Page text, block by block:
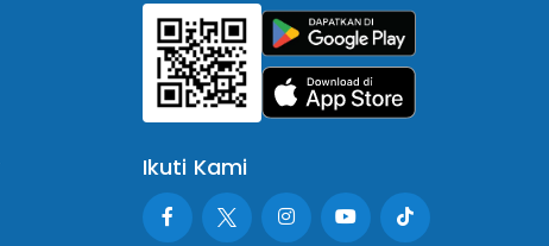
Ikuti Kami